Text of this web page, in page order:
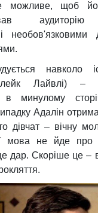
можливе, щоб
необов'язковими
навколо
Лайвлі) –
в минулому
Адалін
дівчат – вічну
мова не йде
дар. Скоріше це–